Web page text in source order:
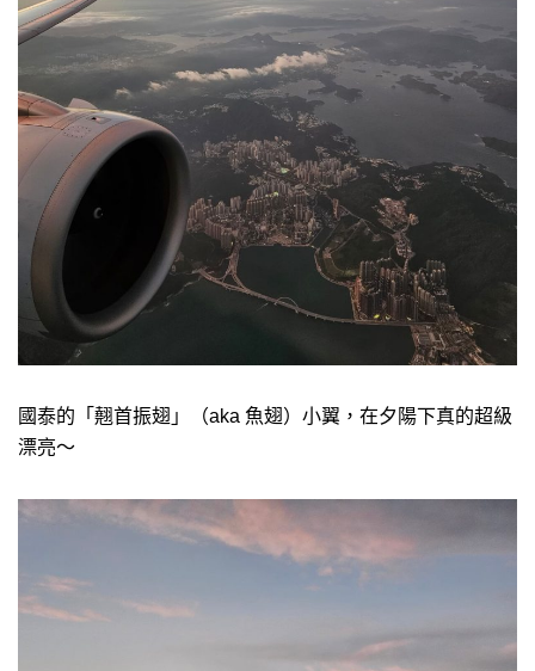
國泰的「翹首振翅」（aka 魚翅）小翼，在夕陽下真的超級
漂亮～